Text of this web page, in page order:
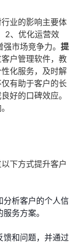
业的影响主要体
2、优化运营效
市场竞争力。 提
户管理软件，教
化服务，及时解
有助于客户的长
好的口碑效应。
下方式提升客户
分析客户的个人信
务方案。
馈和问题，并通过